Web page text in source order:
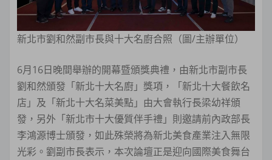
新北市劉和然副市長與十大名廚合照（圖/主辦單位）
6月16日晚間舉辦的開幕暨頒獎典禮，由新北市副市長
劉和然頒發「新北十大名廚」獎項，「新北十大餐飲名
店」及「新北十大名菜美點」由大會執行長梁幼祥頒
發，另外「新北市十大優質伴手禮」則邀請前內政部長
李鴻源博士頒發，如此殊榮將為新北美食產業注入無限
光彩。劉副市長表示，本次論壇正是迎向國際美食舞台